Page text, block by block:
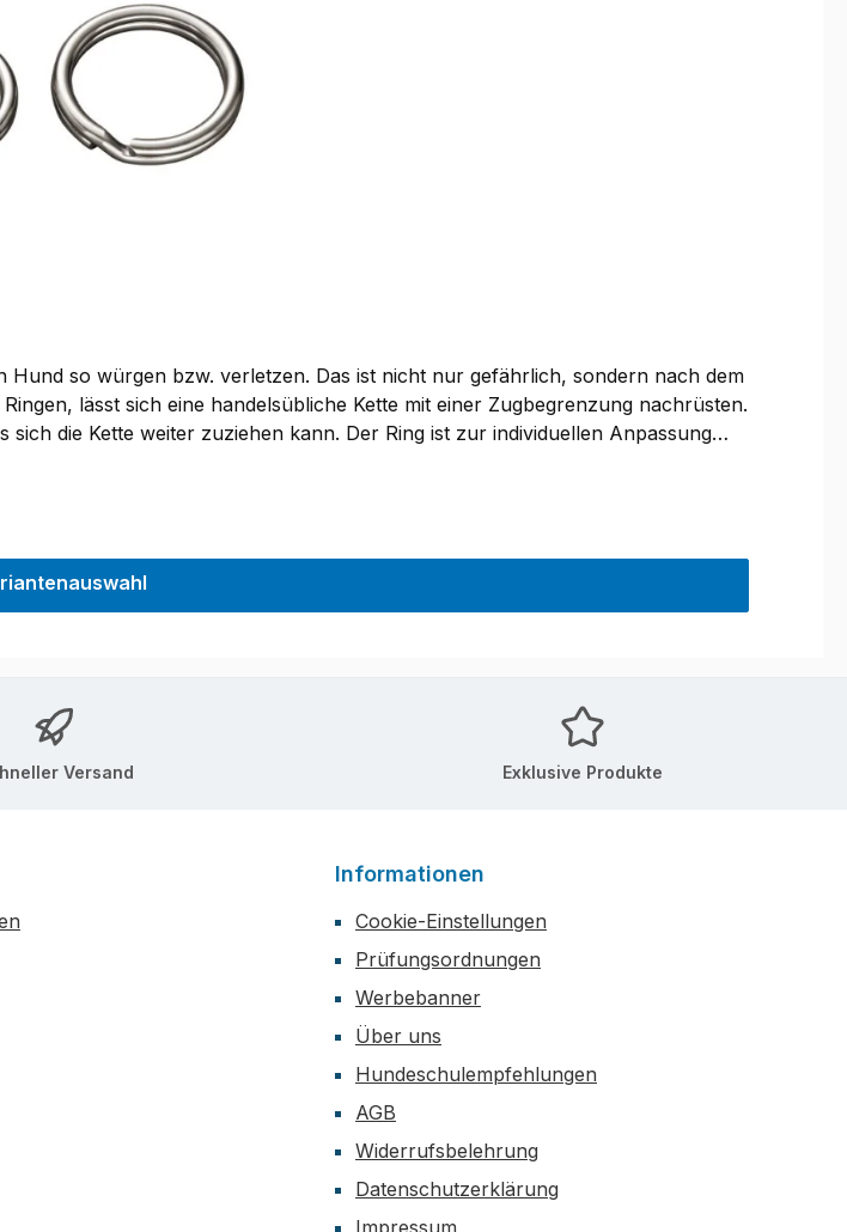
Hund so würgen bzw. verletzen. Das ist nicht nur gefährlich, sondern nach dem
lässt sich eine handelsübliche Kette mit einer Zugbegrenzung nachrüsten.
die Kette weiter zuziehen kann. Der Ring ist zur individuellen Anpassung
Versand Exklusive Produkte
Informationen
Cookie-Einstellungen
Prüfungsordnungen
Werbebanner
Über uns
Hundeschulempfehlungen
AGB
Widerrufsbelehrung
Datenschutzerklärung